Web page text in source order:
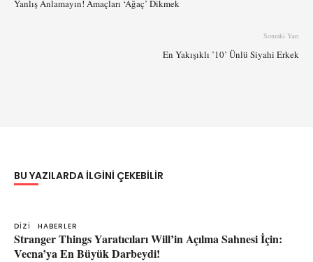
Yanlış Anlamayın! Amaçları ‘Ağaç’ Dikmek
Sonraki Yazı
En Yakışıklı ’10’ Ünlü Siyahi Erkek
BU YAZILARDA ILGINI ÇEKEBILIR
DIZI HABERLER
Stranger Things Yaratıcıları Will’in Açılma Sahnesi İçin:
Vecna’ya En Büyük Darbeydi!